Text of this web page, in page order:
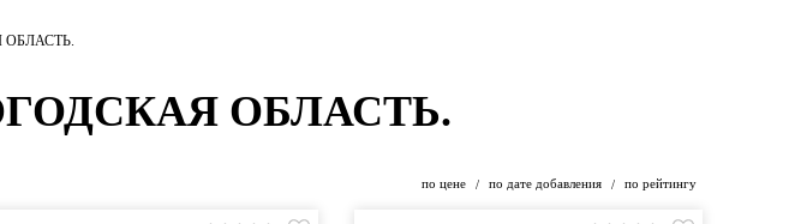
ОБЛАСТЬ.
ОБЛАСТЬ.
по цене / по дате добавления / по рейтингу